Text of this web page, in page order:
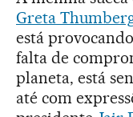
Greta
está
falta de
planeta, está
até com